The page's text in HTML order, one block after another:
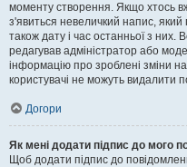
моменту створення. Якщо хтось
з'явиться невеличкий напис, який
також дату і час останньої з
редагував адміністратор або
інформацію про зроблені зміни
користувачі не можуть видалити
Догори
Як мені додати підпис до мого
Щоб додати підпис до